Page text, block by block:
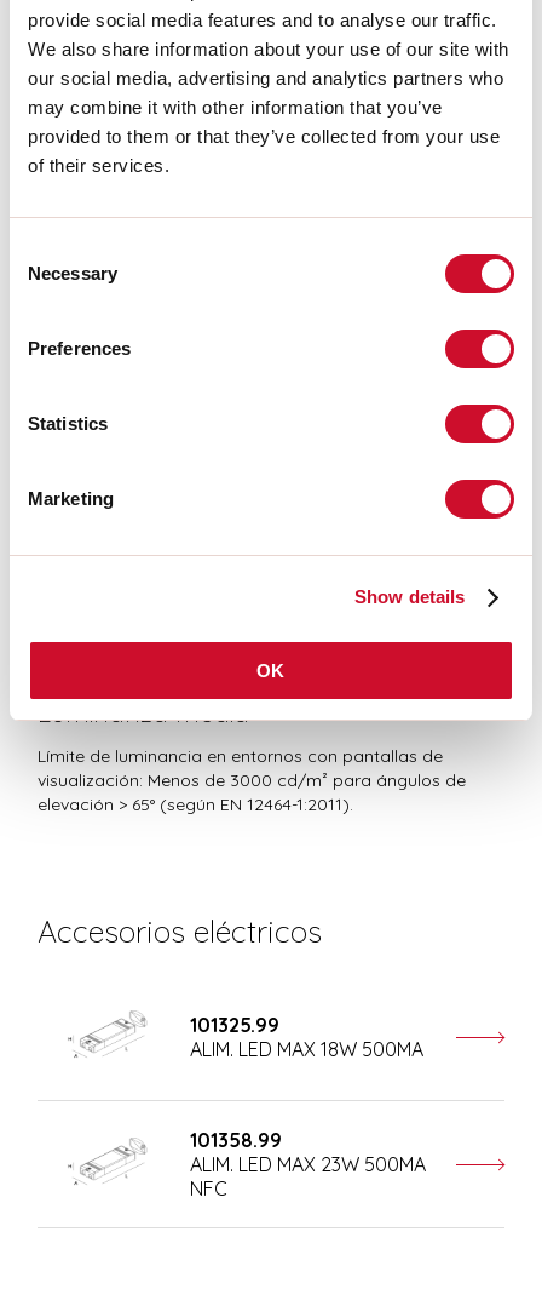
provide social media features and to analyse our traffic.
We also share information about your use of our site with
our social media, advertising and analytics partners who
may combine it with other information that you’ve
provided to them or that they’ve collected from your use
of their services.
Selection
Necessary
Preferences
Statistics
Marketing
Show details
OK
LIGHT SOURCE
CERTIFICACIONES CE
CEI EN 60598-1:2021 + A11:2023, CEI EN 60598-2-1:2022, CEI
GRUPO DE RIESGO 1
radiaciones intrínseca al producto de conformidad con las normas CEI
Luminanza media
Límite de luminancia en entornos con pantallas de
visualización: Menos de 3000 cd/m² para ángulos de
elevación > 65° (según EN 12464-1:2011).
Accesorios eléctricos
101325.99
ALIM. LED MAX 18W 500MA
101358.99
ALIM. LED MAX 23W 500MA
NFC